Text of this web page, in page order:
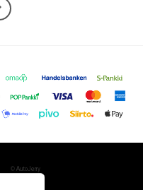
© AutoJerry